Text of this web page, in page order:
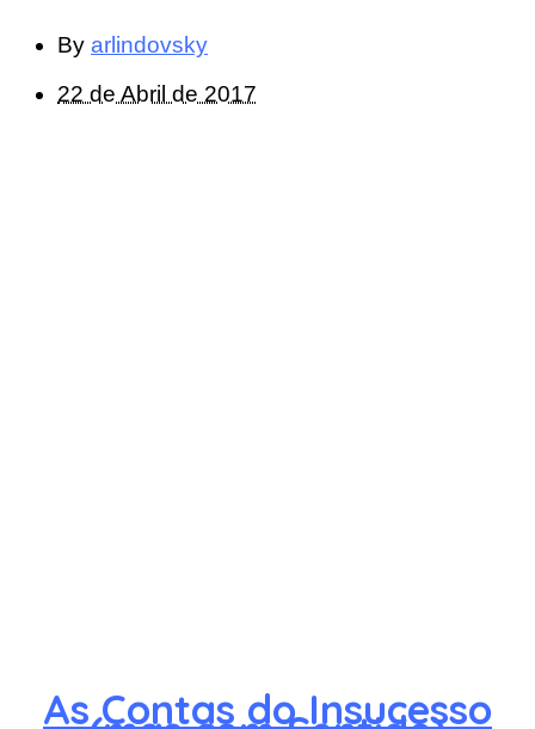
By arlindovsky
22 de Abril de 2017
As Contas do Insucesso